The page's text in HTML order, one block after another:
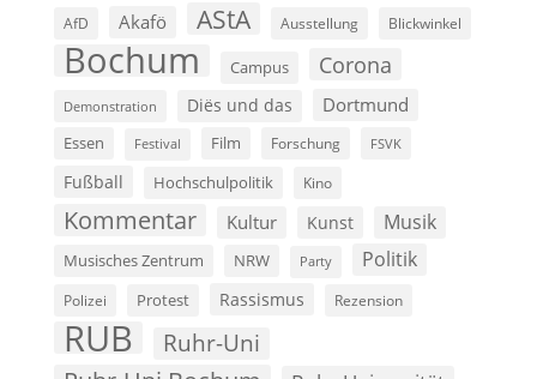
AfD Akafö AStA Ausstellung Blickwinkel
Bochum Campus Corona
Demonstration Diës und das Dortmund
Essen Festival Film Forschung FSVK
Fußball Hochschulpolitik Kino
Kommentar Kultur Kunst Musik
Musisches Zentrum NRW Party Politik
Polizei Protest Rassismus Rezension
RUB Ruhr-Uni